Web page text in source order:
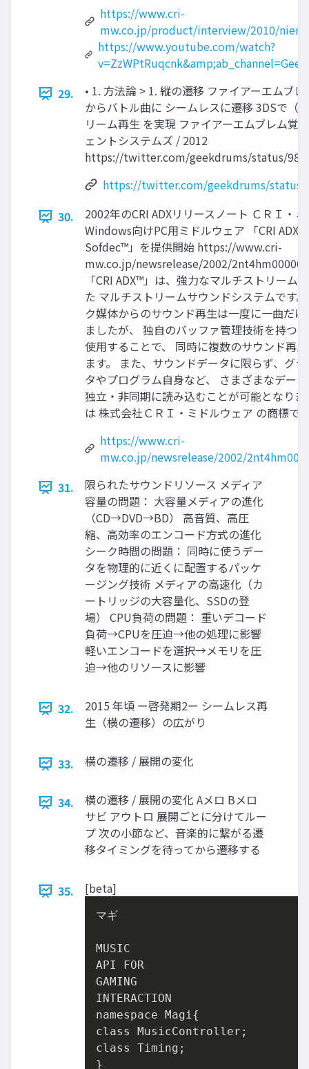
https://www.cri-
mw.co.jp/product/interview/2010/nier/
https://www.youtube.com/watch?
29.
• 1. ⽅法論 > 1. 縦の遷移 ファイアーエムブ
からバトル曲に シームレスに遷移 3DSで（
リーム再⽣ を実現 ファイアーエムブレム覚
ェントシステムズ / 2012
https://twitter.com/geekdrums/status/
https://twitter.com/geekdrums/status/
30.
2002年のCRI ADXリリースノート ＣＲＩ・
Windows向けPC⽤ミドルウェア 「CRI ADX™
Sofdec™」を提供開始 https://www.cri-
mw.co.jp/newsrelease/2002/
「CRI ADX™」は、強⼒なマルチストリーム
た マルチストリームサウンドシステムです
ク媒体からのサウンド再⽣は⼀度に⼀曲だ
ましたが、 独⾃のバッファ管理技術を持つ
使⽤することで、 同時に複数のサウンド再
ます。 また、サウンドデータに限らず、グ
タやプログラム⾃⾝など、 さまざまなデー
独⽴・⾮同期に読み込むことが可能となりま
は 株式会社ＣＲＩ・ミドルウェア の商標で
https://www.cri-
mw.co.jp/newsrelease/2002/
31.
限られたサウンドリソース メディア
容量の問題： ⼤容量メディアの進化
（CD→DVD→BD） ⾼⾳質、⾼圧
縮、⾼効率のエンコード⽅式の進化
シーク時間の問題： 同時に使うデー
タを物理的に近くに配置するパッケ
ージング技術 メディアの⾼速化（カ
ートリッジの⼤容量化、SSDの登
場） CPU負荷の問題： 重いデコード
負荷→CPUを圧迫→他の処理に影響
軽いエンコードを選択→メモリを圧
迫→他のリソースに影響
32.
2015 年頃 ー啓発期2ー シームレス再
生（横の遷移）の広がり
33. 横の遷移 / 展開の変化
34.
横の遷移 / 展開の変化 Aメロ Bメロ
サビ アウトロ 展開ごとに分けてルー
プ 次の⼩節など、⾳楽的に繋がる遷
移タイミングを待ってから遷移する
35. [beta]
マギ
MUSIC
API FOR
GAMING
INTERACTION
namespace Magi{
class MusicController;
class Timing;
}